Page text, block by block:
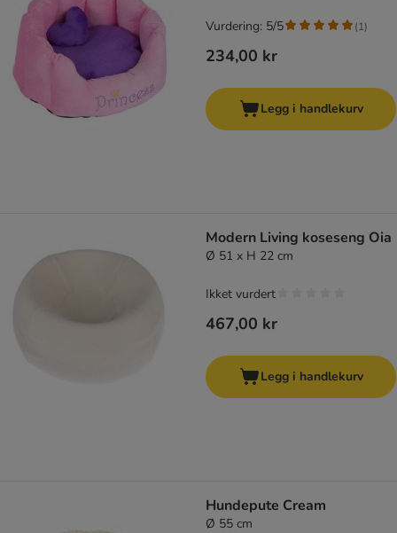
234,00 kr
Vurdering: 5/5 (1)
Legg i handlekurv
Modern Living koseseng Oia
Ø 51 x H 22 cm
467,00 kr
Ikket vurdert
Legg i handlekurv
Hundepute Cream
Ø 55 cm